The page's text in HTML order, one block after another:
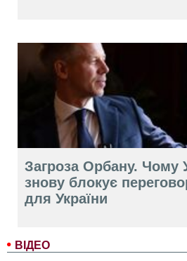
ВІДЕО
Загроза Орбану. Чому
знову блокує
для України